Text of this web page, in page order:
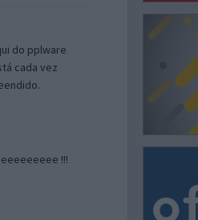
do pplware
cada vez
!!!